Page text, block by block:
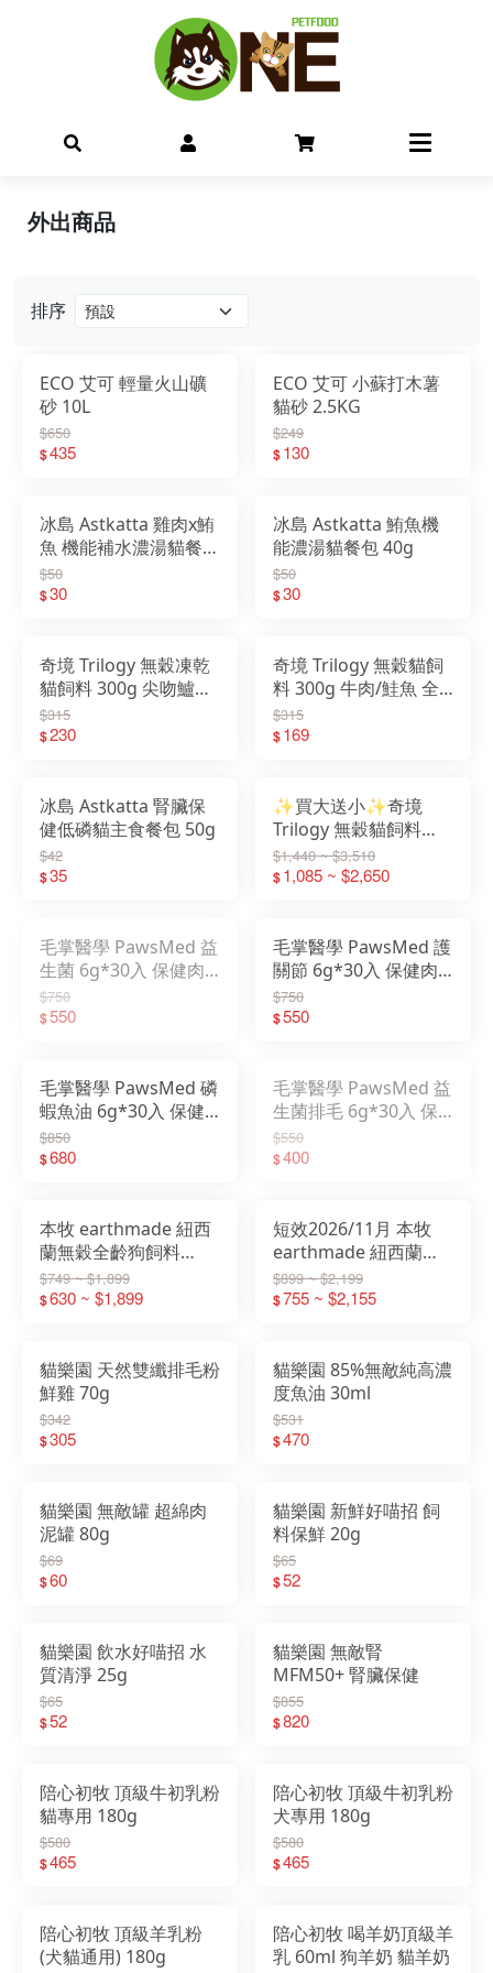
排序
ECO 艾可 輕量火山礦
砂 10L
$650
$435
ECO 艾可 小蘇打木薯
貓砂 2.5KG
$249
$130
冰島 Astkatta 雞肉x鮪
魚 機能補水濃湯貓餐包
40g
$50
$30
冰島 Astkatta 鮪魚機
能濃湯貓餐包 40g
$50
$30
奇境 Trilogy 無穀凍乾
貓飼料 300g 尖吻鱸&
鮪魚/袋鼠肉/鮭魚/牛肉
$315
$230
奇境 Trilogy 無穀貓飼
料 300g 牛肉/鮭魚 全
齡貓
$315
$169
冰島 Astkatta 腎臟保
健低磷貓主食餐包 50g
$42
$35
✨買大送小✨奇境
Trilogy 無穀貓飼料
1.8KG/5KG 牛肉/鮭魚
全齡貓
$1,440 ~ $3,510
$1,085 ~ $2,650
毛掌醫學 PawsMed 益
生菌 6g*30入 保健肉
泥 寵物肉泥
$750
$550
毛掌醫學 PawsMed 護
關節 6g*30入 保健肉
泥 寵物肉泥
$750
$550
毛掌醫學 PawsMed 磷
蝦魚油 6g*30入 保健
肉泥 寵物肉泥
$850
$680
毛掌醫學 PawsMed 益
生菌排毛 6g*30入 保
健肉泥 寵物肉泥
$550
$400
本牧 earthmade 紐西
蘭無穀全齡狗飼料
1.36KG/4.99KG 鯖魚/
牛肉/羊肉
$749 ~ $1,899
$630 ~ $1,899
短效2026/11月 本牧
earthmade 紐西蘭無
穀全齡貓飼料
1.36KG/4.5KG 鯖魚/草
$899 ~ $2,199
$755 ~ $2,155
貓樂園 天然雙纖排毛粉
鮮雞 70g
$342
$305
貓樂園 85%無敵純高濃
度魚油 30ml
$531
$470
貓樂園 無敵罐 超綿肉
泥罐 80g
$69
$60
貓樂園 新鮮好喵招 飼
料保鮮 20g
$65
$52
貓樂園 飲水好喵招 水
質清淨 25g
$65
$52
貓樂園 無敵腎
MFM50+ 腎臟保健
$855
$820
陪心初牧 頂級牛初乳粉
貓專用 180g
$580
$465
陪心初牧 頂級牛初乳粉
犬專用 180g
$580
$465
陪心初牧 頂級羊乳粉
(犬貓通用) 180g
陪心初牧 喝羊奶頂級羊
乳 60ml 狗羊奶 貓羊奶
外出商品